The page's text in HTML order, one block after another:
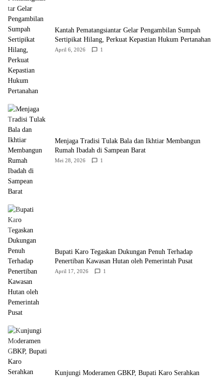
Kantah Pematangsiantar Gelar Pengambilan Sumpah
Sertipikat Hilang, Perkuat Kepastian Hukum Pertanahan
April 6, 2026 1
Menjaga Tradisi Tulak Bala dan Ikhtiar Membangun
Rumah Ibadah di Sampean Barat
Mei 28, 2026 1
Bupati Karo Tegaskan Dukungan Penuh Terhadap
Penertiban Kawasan Hutan oleh Pemerintah Pusat
April 17, 2026 1
Kunjungi Moderamen GBKP, Bupati Karo Serahkan